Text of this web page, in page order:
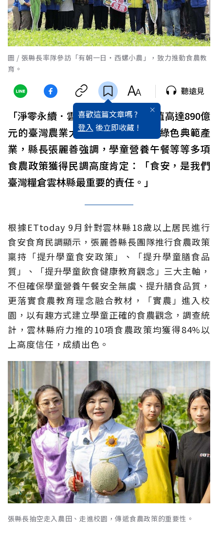
圖 / 張縣長率隊參訪「有朝一日‧西螺小農」，致力推動食農教
育。
喜歡這篇文章嗎 ?
登入 後立即收藏 !
聽遠見
「淨零永續．雲林先行」，身為產值高達890億
元的臺灣農業大縣，雲林致力推動綠色典範產
業，縣長張麗善強調，學童營養午餐等等多項
食農政策獲得民調高度肯定：「食安，是我們
臺灣糧倉雲林縣最重要的責任。」
根據ETtoday 9月針對雲林縣18歲以上居民進行
食安食育民調顯示，張麗善縣長團隊推行食農政策
稟持「提升學童食安政策」、「提升學童膳食品
質」、「提升學童飲食健康教育觀念」三大主軸，
不但確保學童營養午餐安全無虞、提升膳食品質，
更落實食農教育理念融合教材，「實農」進入校
園，以有趣方式建立學童正確的食農觀念，調查統
計，雲林縣府力推的10項食農政策均獲得84%以
上高度信任，成績出色。
張縣長抽空走入農田、走進校園，傳遞食農政策的重要性。